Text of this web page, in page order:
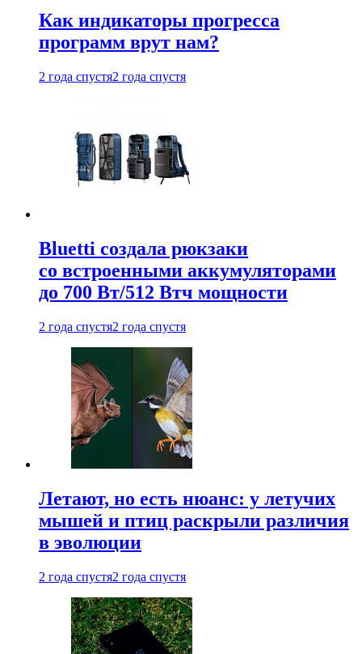
Как индикаторы прогресса
программ врут нам?
2 года спустя2 года спустя
Bluetti создала рюкзаки
со встроенными аккумуляторами
до 700 Вт/512 Втч мощности
2 года спустя2 года спустя
Летают, но есть нюанс: у летучих
мышей и птиц раскрыли различия
в эволюции
2 года спустя2 года спустя